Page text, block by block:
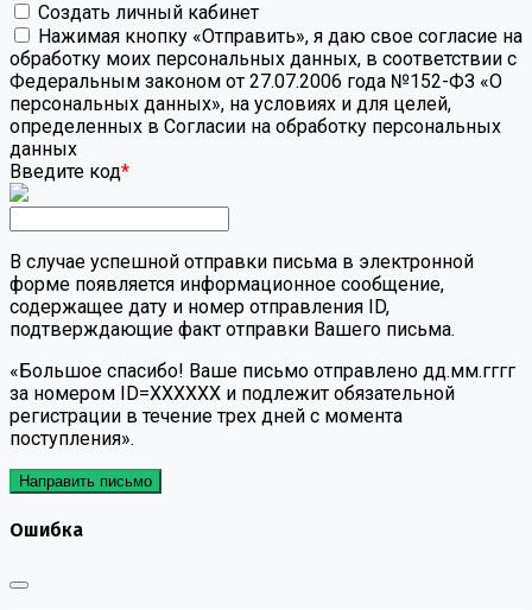
Создать личный кабинет
Нажимая кнопку «Отправить», я даю свое согласие на
обработку моих персональных данных, в соответствии с
Федеральным законом от 27.07.2006 года №152-ФЗ «О
персональных данных», на условиях и для целей,
определенных в Согласии на обработку персональных
данных
Введите код*
В случае успешной отправки письма в электронной
форме появляется информационное сообщение,
содержащее дату и номер отправления ID,
подтверждающие факт отправки Вашего письма.
«Большое спасибо! Ваше письмо отправлено дд.мм.гггг
за номером ID=ХХХХХХ и подлежит обязательной
регистрации в течение трех дней с момента
поступления».
Направить письмо
Ошибка